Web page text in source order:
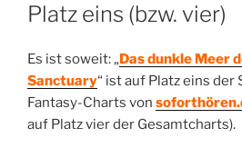
Platz eins (bzw. vier)
Es ist soweit: „Das dunkle Meer
Sanctuary“ ist auf Platz eins
Fantasy-Charts von
auf Platz vier der Gesamtcharts).